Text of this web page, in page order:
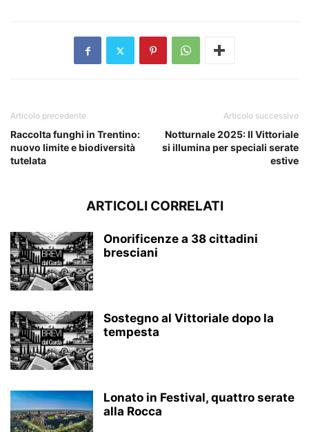
Articolo precedente
Raccolta funghi in Trentino:
nuovo limite e biodiversità
tutelata
Articolo successivo
Notturnale 2025: Il Vittoriale
si illumina per speciali serate
estive
ARTICOLI CORRELATI
Onorificenze a 38 cittadini
bresciani
Sostegno al Vittoriale dopo la
tempesta
Lonato in Festival, quattro serate
alla Rocca